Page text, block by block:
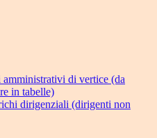
amministrativi di vertice (da
in tabelle)
dirigenziali (dirigenti non